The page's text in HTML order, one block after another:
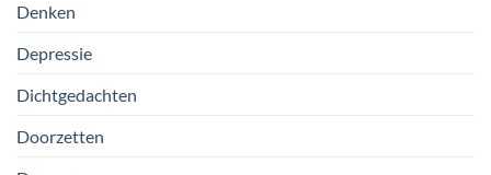
Denken
Depressie
Dichtgedachten
Doorzetten